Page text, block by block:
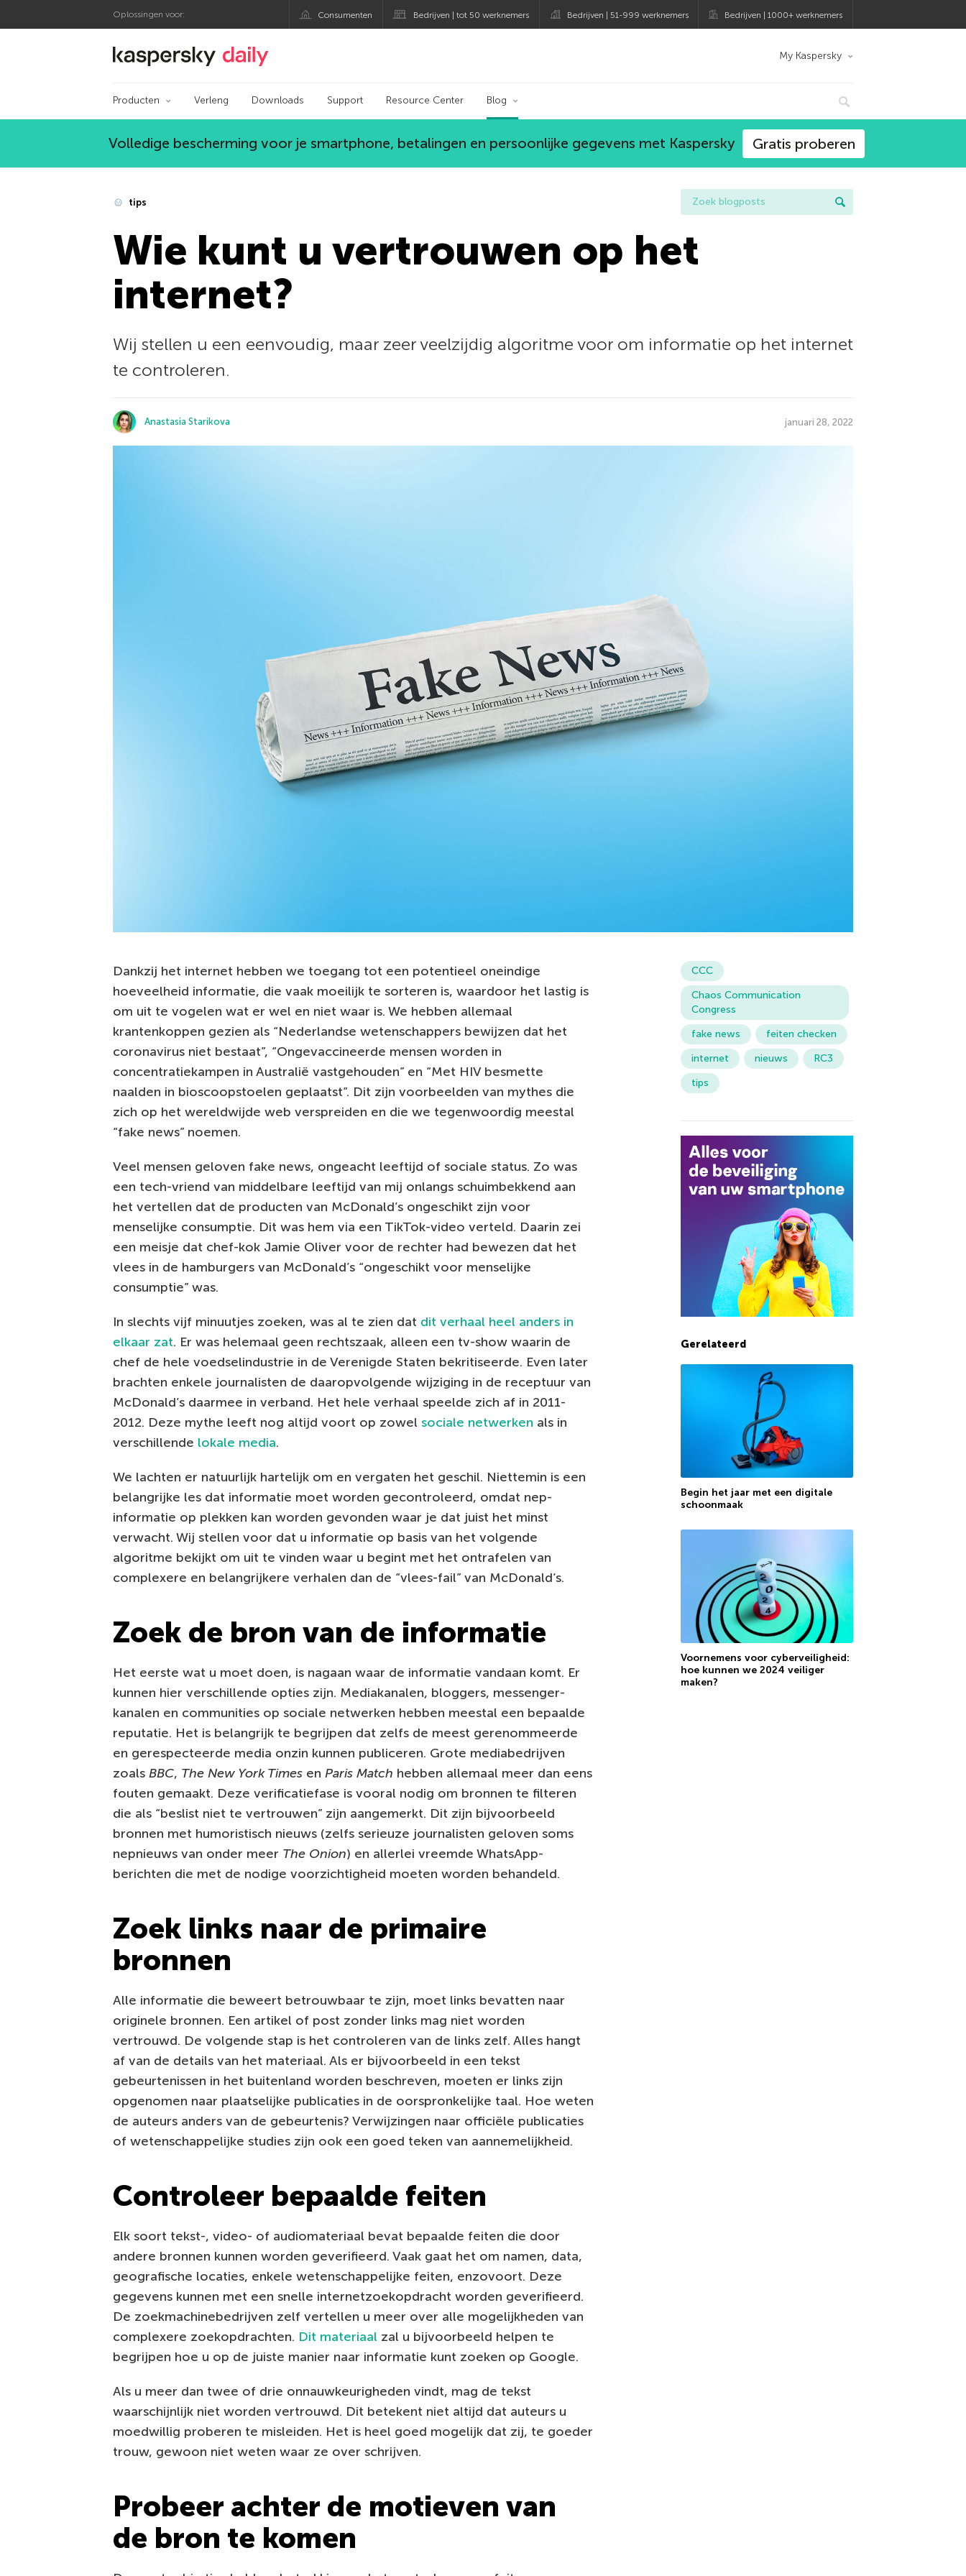
Oplossingen voor: Consumenten Bedrijven | tot 50 werknemers Bedrijven | 51-999 werknemers Bedrijven | 1000+ werknemers
Kaspersky official blog My Kaspersky
Producten Verleng Downloads Support Resource Center Blog
Volledige bescherming voor je smartphone, betalingen en persoonlijke gegevens met Kaspersky Gratis proberen
tips
Wie kunt u vertrouwen op het
internet?
Wij stellen u een eenvoudig, maar zeer veelzijdig algoritme voor om informatie op het internet
te controleren.
Anastasia Starikova januari 28, 2022
Dankzij het internet hebben we toegang tot een potentieel oneindige
hoeveelheid informatie, die vaak moeilijk te sorteren is, waardoor het lastig is
om uit te vogelen wat er wel en niet waar is. We hebben allemaal
krantenkoppen gezien als “Nederlandse wetenschappers bewijzen dat het
coronavirus niet bestaat”, “Ongevaccineerde mensen worden in
concentratiekampen in Australië vastgehouden” en “Met HIV besmette
naalden in bioscoopstoelen geplaatst”. Dit zijn voorbeelden van mythes die
zich op het wereldwijde web verspreiden en die we tegenwoordig meestal
“fake news” noemen.
Veel mensen geloven fake news, ongeacht leeftijd of sociale status. Zo was
een tech-vriend van middelbare leeftijd van mij onlangs schuimbekkend aan
het vertellen dat de producten van McDonald’s ongeschikt zijn voor
menselijke consumptie. Dit was hem via een TikTok-video verteld. Daarin zei
een meisje dat chef-kok Jamie Oliver voor de rechter had bewezen dat het
vlees in de hamburgers van McDonald’s “ongeschikt voor menselijke
consumptie” was.
In slechts vijf minuutjes zoeken, was al te zien dat dit verhaal heel anders in
elkaar zat. Er was helemaal geen rechtszaak, alleen een tv-show waarin de
chef de hele voedselindustrie in de Verenigde Staten bekritiseerde. Even later
brachten enkele journalisten de daaropvolgende wijziging in de receptuur van
McDonald’s daarmee in verband. Het hele verhaal speelde zich af in 2011-
2012. Deze mythe leeft nog altijd voort op zowel sociale netwerken als in
verschillende lokale media.
We lachten er natuurlijk hartelijk om en vergaten het geschil. Niettemin is een
belangrijke les dat informatie moet worden gecontroleerd, omdat nep-
informatie op plekken kan worden gevonden waar je dat juist het minst
verwacht. Wij stellen voor dat u informatie op basis van het volgende
algoritme bekijkt om uit te vinden waar u begint met het ontrafelen van
complexere en belangrijkere verhalen dan de “vlees-fail” van McDonald’s.
Zoek de bron van de informatie
Het eerste wat u moet doen, is nagaan waar de informatie vandaan komt. Er
kunnen hier verschillende opties zijn. Mediakanalen, bloggers, messenger-
kanalen en communities op sociale netwerken hebben meestal een bepaalde
reputatie. Het is belangrijk te begrijpen dat zelfs de meest gerenommeerde
en gerespecteerde media onzin kunnen publiceren. Grote mediabedrijven
zoals BBC, The New York Times en Paris Match hebben allemaal meer dan eens
fouten gemaakt. Deze verificatiefase is vooral nodig om bronnen te filteren
die als “beslist niet te vertrouwen” zijn aangemerkt. Dit zijn bijvoorbeeld
bronnen met humoristisch nieuws (zelfs serieuze journalisten geloven soms
nepnieuws van onder meer The Onion) en allerlei vreemde WhatsApp-
berichten die met de nodige voorzichtigheid moeten worden behandeld.
Zoek links naar de primaire
bronnen
Alle informatie die beweert betrouwbaar te zijn, moet links bevatten naar
originele bronnen. Een artikel of post zonder links mag niet worden
vertrouwd. De volgende stap is het controleren van de links zelf. Alles hangt
af van de details van het materiaal. Als er bijvoorbeeld in een tekst
gebeurtenissen in het buitenland worden beschreven, moeten er links zijn
opgenomen naar plaatselijke publicaties in de oorspronkelijke taal. Hoe weten
de auteurs anders van de gebeurtenis? Verwijzingen naar officiële publicaties
of wetenschappelijke studies zijn ook een goed teken van aannemelijkheid.
Controleer bepaalde feiten
Elk soort tekst-, video- of audiomateriaal bevat bepaalde feiten die door
andere bronnen kunnen worden geverifieerd. Vaak gaat het om namen, data,
geografische locaties, enkele wetenschappelijke feiten, enzovoort. Deze
gegevens kunnen met een snelle internetzoekopdracht worden geverifieerd.
De zoekmachinebedrijven zelf vertellen u meer over alle mogelijkheden van
complexere zoekopdrachten. Dit materiaal zal u bijvoorbeeld helpen te
begrijpen hoe u op de juiste manier naar informatie kunt zoeken op Google.
Als u meer dan twee of drie onnauwkeurigheden vindt, mag de tekst
waarschijnlijk niet worden vertrouwd. Dit betekent niet altijd dat auteurs u
moedwillig proberen te misleiden. Het is heel goed mogelijk dat zij, te goeder
trouw, gewoon niet weten waar ze over schrijven.
Probeer achter de motieven van
de bron te komen
CCC
Chaos Communication
Congress
fake news
feiten checken
internet
nieuws
RC3
tips
Gerelateerd
Begin het jaar met een digitale
schoonmaak
Voornemens voor cyberveiligheid:
hoe kunnen we 2024 veiliger
maken?